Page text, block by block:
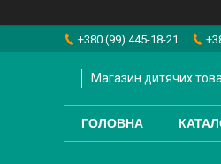
+380 (99) 445-18-21
Магазин дитячих
ГОЛОВНА